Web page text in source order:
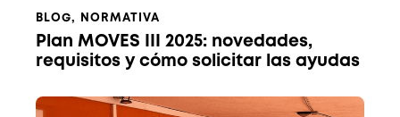
BLOG, NORMATIVA
Plan MOVES III 2025: novedades,
requisitos y cómo solicitar las ayudas